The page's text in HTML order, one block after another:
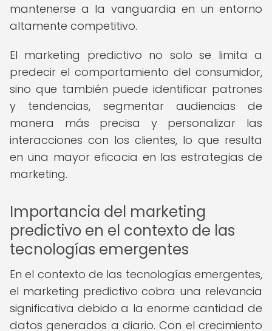
mantenerse a la vanguardia en un entorno
altamente competitivo.
El marketing predictivo no solo se limita a
predecir el comportamiento del consumidor,
sino que también puede identificar patrones
y tendencias, segmentar audiencias de
manera más precisa y personalizar las
interacciones con los clientes, lo que resulta
en una mayor eficacia en las estrategias de
marketing.
Importancia del marketing
predictivo en el contexto de las
tecnologías emergentes
En el contexto de las tecnologías emergentes,
el marketing predictivo cobra una relevancia
significativa debido a la enorme cantidad de
datos generados a diario. Con el crecimiento